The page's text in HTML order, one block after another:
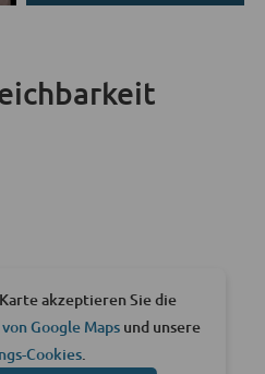
akzeptieren Sie die
Google Mapsund unsere
Cookies